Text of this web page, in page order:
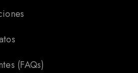
(FAQs)